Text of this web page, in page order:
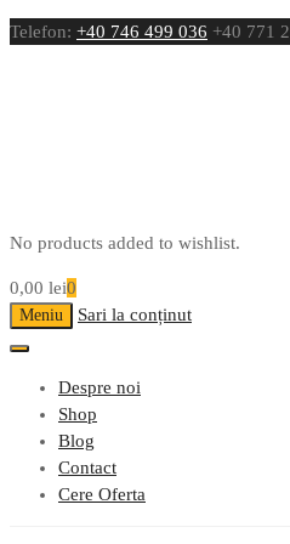
Telefon: +40 746 499 036 +40 771
No products added to wishlist.
0,00 lei0
Meniu Sari la conținut
Despre noi
Shop
Blog
Contact
Cere Oferta